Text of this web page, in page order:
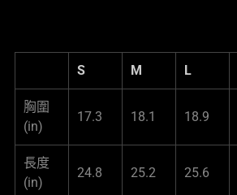
S M L
胸圍
(in)
17.3 18.1 18.9
長度
(in)
24.8 25.2 25.6